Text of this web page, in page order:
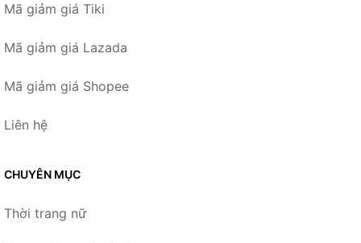
Mã giảm giá Tiki
Mã giảm giá Lazada
Mã giảm giá Shopee
Liên hệ
CHUYÊN MỤC
Thời trang nữ